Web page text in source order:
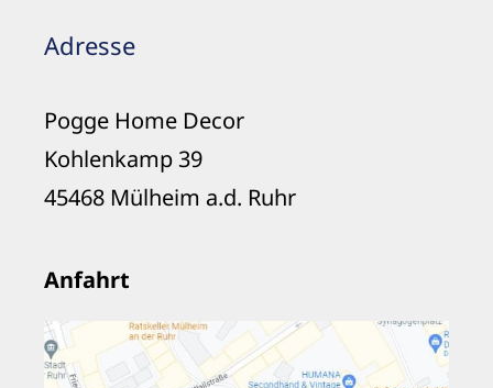
Adresse
Pogge Home Decor
Kohlenkamp 39
45468 Mülheim a.d. Ruhr
Anfahrt